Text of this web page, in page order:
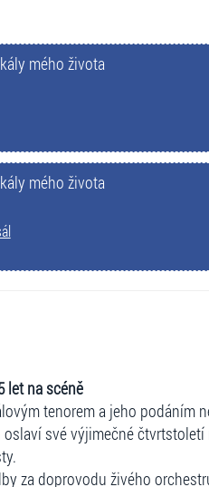
mého života
mého života
let na scéně
tenorem a jeho podáním
své výjimečné
za doprovodu živého